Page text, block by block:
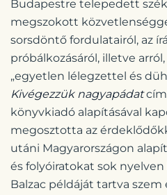
Budapestre telepedett
megszokott
sorsdöntő fordulatairól, az
próbálkozásáról, illetve
„egyetlen lélegzettel és
Kivégezzük nagyapádat
könyvkiadó alapításával
megosztotta az
utáni Magyarországon
és folyóiratokat sok
Balzac példáját tartva szem